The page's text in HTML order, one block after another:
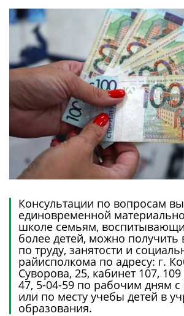
Консультации по вопросам
единовременной
школе семьям,
более детей, можно получить
по труду, занятости и
райисполкома по адресу: г.
Суворова, 25, кабинет 107,
47, 5-04-59 по рабочим дням с
или по месту учебы детей в
образования.